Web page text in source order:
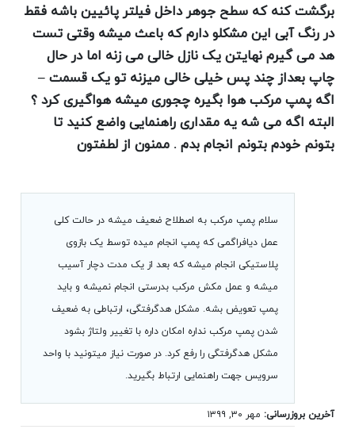
برگشت کنه که سطح جوهر داخل فیلتر پائیین باشه فقط
در رنگ آبی این مشکلو دارم که باعث میشه وقتی تست
هد می گیرم نهایتن یک نازل خالی می زنه اما در حال
چاپ بعداز چند پس خیلی خالی میزنه تو یک قسمت –
اگه پمپ مرکب هوا بگیره چجوری میشه هواگیری کرد ؟
البته اگه می شه یه مقداری راهنمایی واضع کنید تا
بتونم خودم بتونم انجام بدم . ممنون از لطفتون
سلام پمپ مرکب به اصطلاح ضعیف میشه در حالت کلی
عمل دیافراگمی که پمپ انجام میده توسط یک بازوی
پلاستیکی انجام میشه که بعد از یک مدت دچار آسیب
میشه و عمل مکش مرکب بدرستی انجام نمیشه و باید
پمپ تعویض بشه. مشکل هدگرفتگی، ارتباطی به ضعیف
شدن پمپ مرکب نداره امکان داره با تغییر ولتاژ بشود
مشکل هدگرفتگی را رفع کرد. در صورت نیاز میتونید با واحد
سرویس جهت راهنمایی ارتباط بگیرید.
آخرین بروزرسانی: مهر ۳۰, ۱۳۹۹